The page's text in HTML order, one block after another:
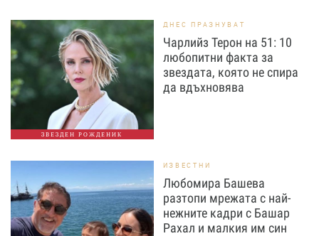
ЗВЕЗДЕН РОЖДЕНИК
ДНЕС ПРАЗНУВАТ
Чарлийз Терон на 51: 10
любопитни факта за
звездата, която не спира
да вдъхновява
ИЗВЕСТНИ
Любомира Башева
разтопи мрежата с най-
нежните кадри с Башар
Рахал и малкия им син